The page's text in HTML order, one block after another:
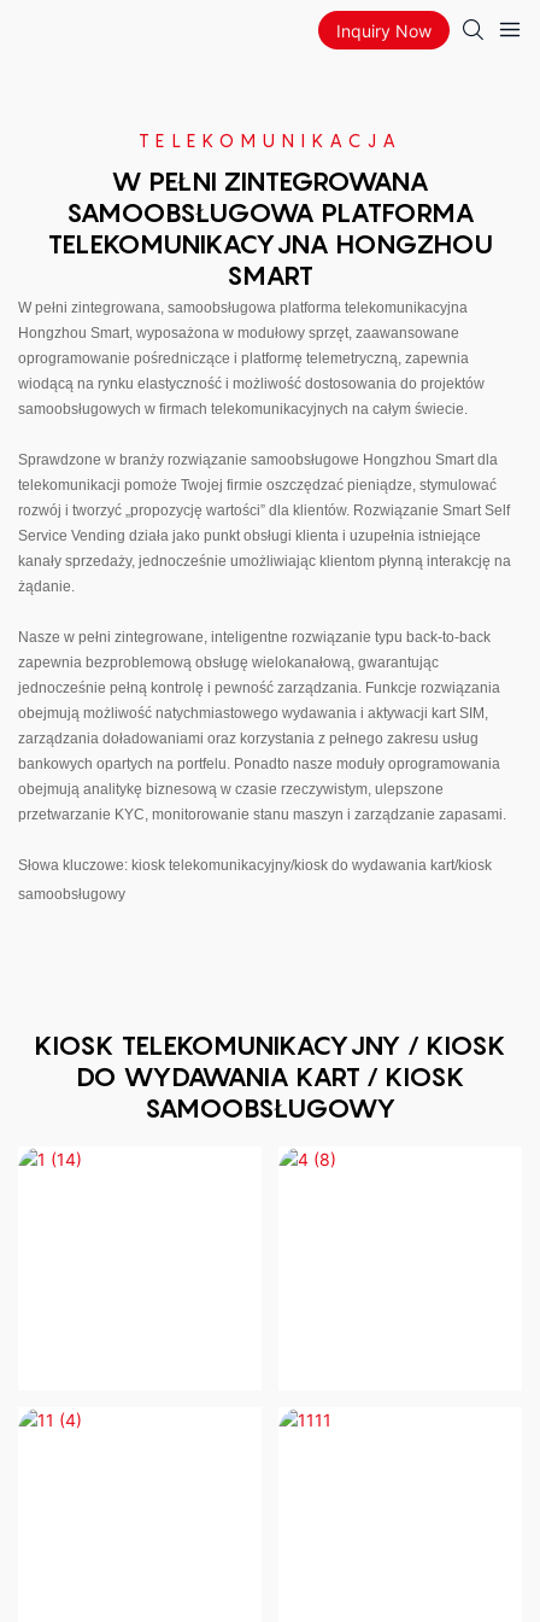
Inquiry Now
TELEKOMUNIKACJA
W PEŁNI ZINTEGROWANA
SAMOOBSŁUGOWA PLATFORMA
TELEKOMUNIKACYJNA HONGZHOU
SMART
W pełni zintegrowana, samoobsługowa platforma telekomunikacyjna
Hongzhou Smart, wyposażona w modułowy sprzęt, zaawansowane
oprogramowanie pośredniczące i platformę telemetryczną, zapewnia
wiodącą na rynku elastyczność i możliwość dostosowania do projektów
samoobsługowych w firmach telekomunikacyjnych na całym świecie.
Sprawdzone w branży rozwiązanie samoobsługowe Hongzhou Smart dla
telekomunikacji pomoże Twojej firmie oszczędzać pieniądze, stymulować
rozwój i tworzyć „propozycję wartości” dla klientów. Rozwiązanie Smart Self
Service Vending działa jako punkt obsługi klienta i uzupełnia istniejące
kanały sprzedaży, jednocześnie umożliwiając klientom płynną interakcję na
żądanie.
Nasze w pełni zintegrowane, inteligentne rozwiązanie typu back-to-back
zapewnia bezproblemową obsługę wielokanałową, gwarantując
jednocześnie pełną kontrolę i pewność zarządzania. Funkcje rozwiązania
obejmują możliwość natychmiastowego wydawania i aktywacji kart SIM,
zarządzania doładowaniami oraz korzystania z pełnego zakresu usług
bankowych opartych na portfelu. Ponadto nasze moduły oprogramowania
obejmują analitykę biznesową w czasie rzeczywistym, ulepszone
przetwarzanie KYC, monitorowanie stanu maszyn i zarządzanie zapasami.
Słowa kluczowe: kiosk telekomunikacyjny/kiosk do wydawania kart/kiosk
samoobsługowy
KIOSK TELEKOMUNIKACYJNY / KIOSK
DO WYDAWANIA KART / KIOSK
SAMOOBSŁUGOWY